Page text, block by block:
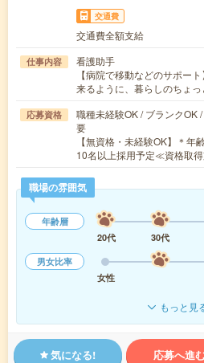
交通費
交通費全額支給
仕事内容
看護助手
【病院で移動などのサポー
来るように、暮らしのちょ
応募資格
職種未経験OK / ブランクOK
要
【無資格・未経験OK】＊年
10名以上採用予定≪資格取
職場の雰囲気
年齢層
20代
30代
男女比率
女性
もっと見
気になる! 応募へ進